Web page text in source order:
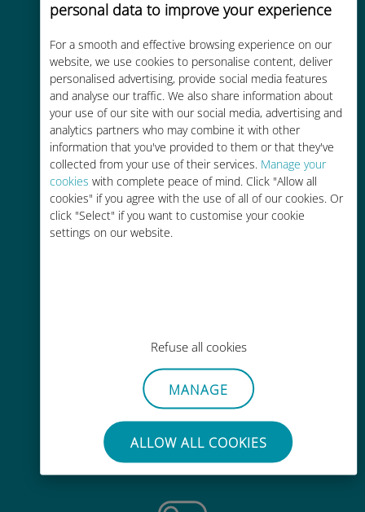
personal data to improve your experience
For a smooth and effective browsing experience on our
website, we use cookies to personalise content, deliver
personalised advertising, provide social media features
and analyse our traffic. We also share information about
your use of our site with our social media, advertising and
analytics partners who may combine it with other
information that you've provided to them or that they've
collected from your use of their services. Manage your
cookies with complete peace of mind. Click "Allow all
cookies" if you agree with the use of all of our cookies. Or
click "Select" if you want to customise your cookie
settings on our website.
Refuse all cookies
MANAGE
ALLOW ALL COOKIES
Kostengünstig
Bis zu 90 % günstiger als Roaming-
Gebühren bei Ihrem bisherigen
Anbieter
Einfaches Aufladen
Mühelos
Sie müssen Ihre bestehende SIM-
Karte nicht entfernen